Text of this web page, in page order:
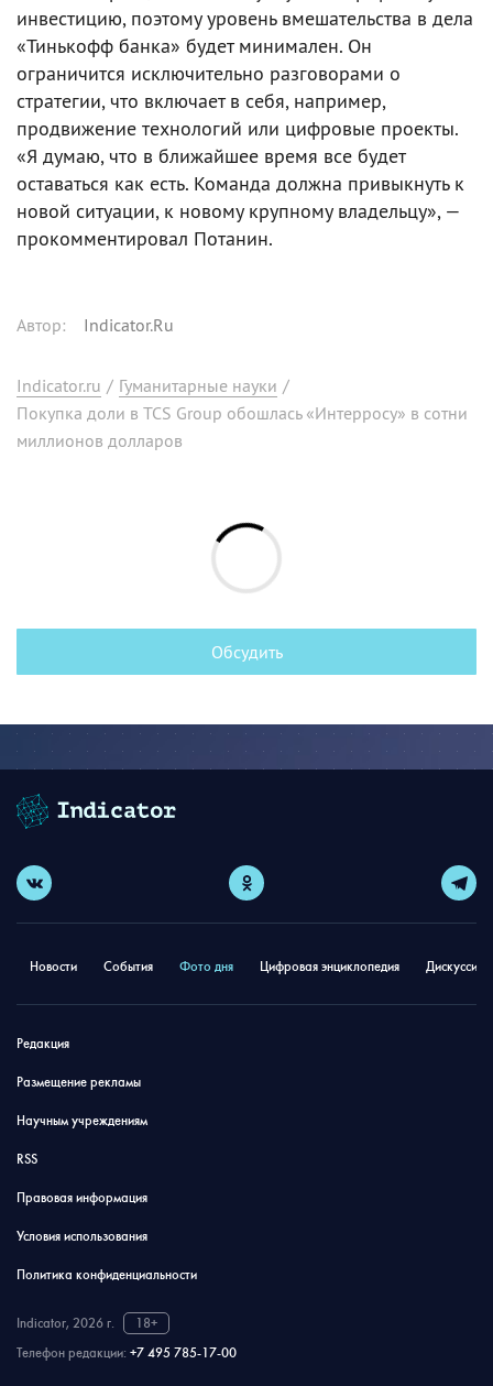
инвестицию, поэтому уровень вмешательства в дела
«Тинькофф банка» будет минимален. Он
ограничится исключительно разговорами о
стратегии, что включает в себя, например,
продвижение технологий или цифровые проекты.
«Я думаю, что в ближайшее время все будет
оставаться как есть. Команда должна привыкнуть к
новой ситуации, к новому крупному владельцу», —
прокомментировал Потанин.
Автор: Indicator.Ru
Indicator.ru / Гуманитарные науки /
Покупка доли в TCS Group обошлась «Интерросу» в сотни
миллионов долларов
Обсудить
Новости События Фото дня Цифровая энциклопедия
Редакция
Размещение рекламы
Научным учреждениям
RSS
Правовая информация
Условия использования
Политика конфиденциальности
Indicator, 2026 г.
18+
Телефон редакции: +7 495 785-17-00